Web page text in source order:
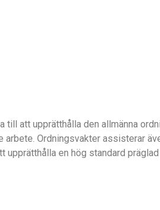
till att upprätthålla den allmänna
Ordningsvakter assisterar
en hög standard